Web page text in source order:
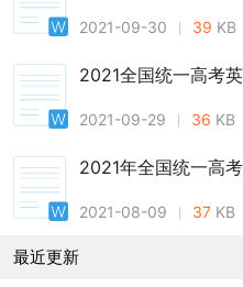
2021-09-30 39 KB
2021全国统一高考英
2021-09-29 36 KB
2021年全国统一高
2021-08-09 37 KB
最近更新